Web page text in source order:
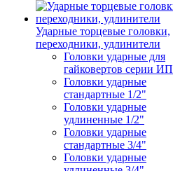
Ударные торцевые головки,
переходники, удлинители
Головки ударные для
гайковертов серии ИП
Головки ударные
стандартные 1/2"
Головки ударные
удлиненные 1/2"
Головки ударные
стандартные 3/4"
Головки ударные